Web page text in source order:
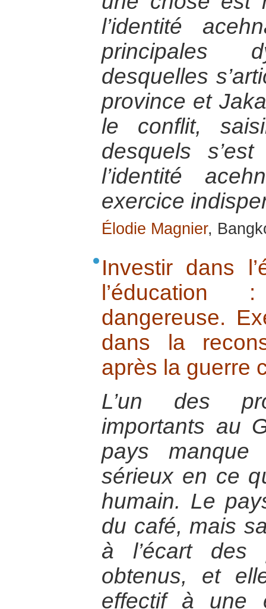
l’identité
principales
desquelles
province et
le conflit,
desquels
l’identité
exercice
Élodie Magnier,
Investir dans
dangereuse.
dans la
après la guerre
L’un des
importants au
pays manque
sérieux en ce
humain. Le
du café, mais
à l’écart des
obtenus, et
effectif à une